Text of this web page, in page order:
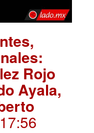
Rojo
Ayala,